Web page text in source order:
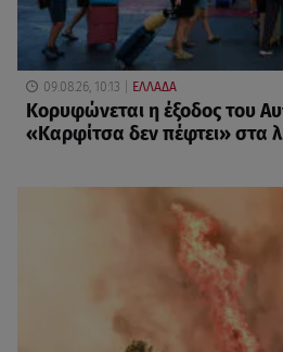
09.08.26, 10:13 ΕΛΛΑΔΑ
Κορυφώνεται η έξοδος του
«Καρφίτσα δεν πέφτει» στα